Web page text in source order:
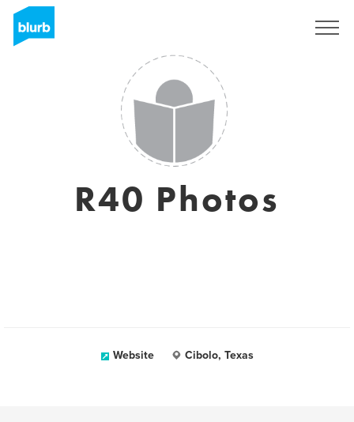
R40 Photos
Website Cibolo, Texas